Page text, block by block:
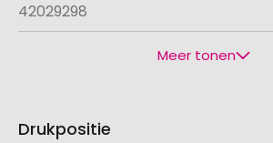
42029298
Meer tonen
Drukpositie